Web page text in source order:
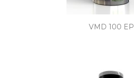
VMD 100 EP